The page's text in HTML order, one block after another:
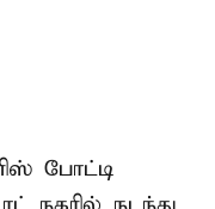
போட்டி